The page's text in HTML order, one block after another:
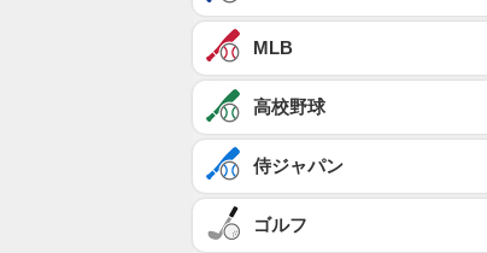
MLB
高校野球
侍ジャパン
ゴルフ